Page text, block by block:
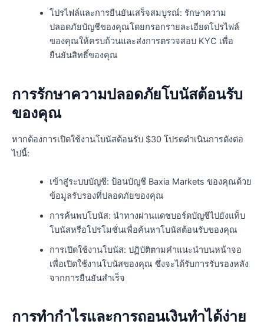
โปรไฟล์และการยืนยันเสร็จสมบูรณ์: รักษาความ
ปลอดภัยบัญชีของคุณโดยกรอกรายละเอียดโปรไฟล์
ของคุณให้ครบถ้วนและส่งการตรวจสอบ KYC เพื่อ
ยืนยันสิทธิ์ของคุณ
การรักษาความปลอดภัยโบนัสต้อนรับ
ของคุณ
หากต้องการเปิดใช้งานโบนัสต้อนรับ $30 โปรดดำเนินการดังต่อ
ไปนี้:
เข้าสู่ระบบบัญชี: ป้อนบัญชี Baxia Markets ของคุณด้วย
ข้อมูลรับรองที่ปลอดภัยของคุณ
การค้นพบโบนัส: นำทางผ่านแดชบอร์ดบัญชีไปยังแท็บ
โบนัสหรือโปรโมชั่นเพื่อค้นหาโบนัสต้อนรับของคุณ
การเปิดใช้งานโบนัส: ปฏิบัติตามคำแนะนำบนหน้าจอ
เพื่อเปิดใช้งานโบนัสของคุณ ซึ่งจะได้รับการรับรองหลัง
จากการยืนยันสำเร็จ
การทำกำไรและการถอนเงินทำได้ง่าย